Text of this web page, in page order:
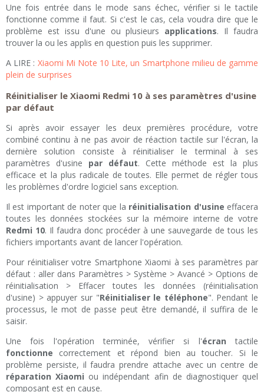
Une fois entrée dans le mode sans échec, vérifier si le tactile
fonctionne comme il faut. Si c'est le cas, cela voudra dire que le
problème est issu d'une ou plusieurs applications. Il faudra
trouver la ou les applis en question puis les supprimer.
A LIRE : Xiaomi Mi Note 10 Lite, un Smartphone milieu de gamme
plein de surprises
Réinitialiser le Xiaomi Redmi 10 à ses paramètres d'usine
par défaut
Si après avoir essayer les deux premières procédure, votre
combiné continu à ne pas avoir de réaction tactile sur l'écran, la
dernière solution consiste à réinitialiser le terminal à ses
paramètres d'usine par défaut. Cette méthode est la plus
efficace et la plus radicale de toutes. Elle permet de régler tous
les problèmes d'ordre logiciel sans exception.
Il est important de noter que la réinitialisation d'usine effacera
toutes les données stockées sur la mémoire interne de votre
Redmi 10. Il faudra donc procéder à une sauvegarde de tous les
fichiers importants avant de lancer l'opération.
Pour réinitialiser votre Smartphone Xiaomi à ses paramètres par
défaut : aller dans Paramètres > Système > Avancé > Options de
réinitialisation > Effacer toutes les données (réinitialisation
d'usine) > appuyer sur "Réinitialiser le téléphone". Pendant le
processus, le mot de passe peut être demandé, il suffira de le
saisir.
Une fois l'opération terminée, vérifier si l'écran tactile
fonctionne correctement et répond bien au toucher. Si le
problème persiste, il faudra prendre attache avec un centre de
réparation Xiaomi ou indépendant afin de diagnostiquer quel
composant est en cause.